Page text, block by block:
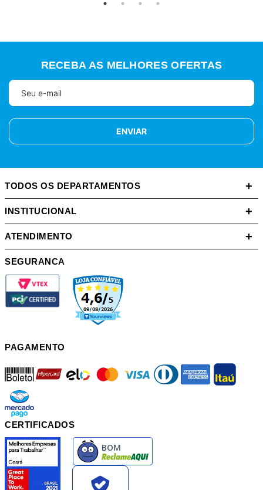
RECEBA AS MELHORES OFERTAS
ENVIAR
TODOS OS DEPARTAMENTOS +
INSTITUCIONAL +
ATENDIMENTO +
SEGURANCA
PAGAMENTO
boleto mastercard diners american itau
mercadopago
CERTIFICADOS